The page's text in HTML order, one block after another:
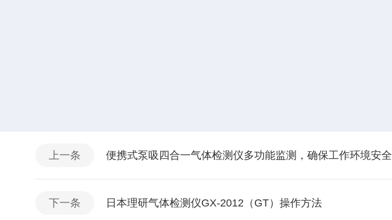
上一条 便携式泵吸四合一气体检测仪多功能监测，确保工作环境安全
下一条 日本理研气体检测仪GX-2012（GT）操作方法